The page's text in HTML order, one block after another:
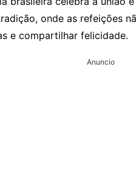
onde as refeições
e compartilhar felicidade.
Anuncio